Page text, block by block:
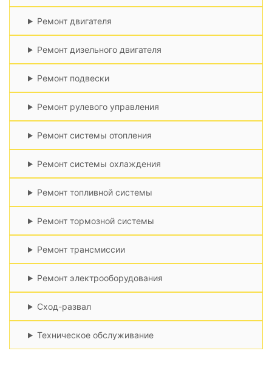
Ремонт двигателя
Ремонт дизельного двигателя
Ремонт подвески
Ремонт рулевого управления
Ремонт системы отопления
Ремонт системы охлаждения
Ремонт топливной системы
Ремонт тормозной системы
Ремонт трансмиссии
Ремонт электрооборудования
Сход-развал
Техническое обслуживание